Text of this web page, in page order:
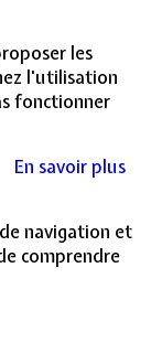
les
l'utilisation
fonctionner
En savoir plus
navigation et
comprendre